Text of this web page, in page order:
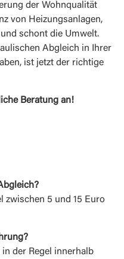
der Wohnqualität
von Heizungsanlagen,
schont die Umwelt.
Abgleich in Ihrer
ist jetzt der richtige
Beratung an!
zwischen 5 und 15 Euro
der Regel innerhalb